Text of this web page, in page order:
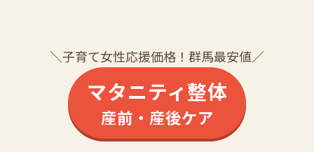
＼子育て女性応援価格！群馬最安値／
マタニティ整体
産前・産後ケア